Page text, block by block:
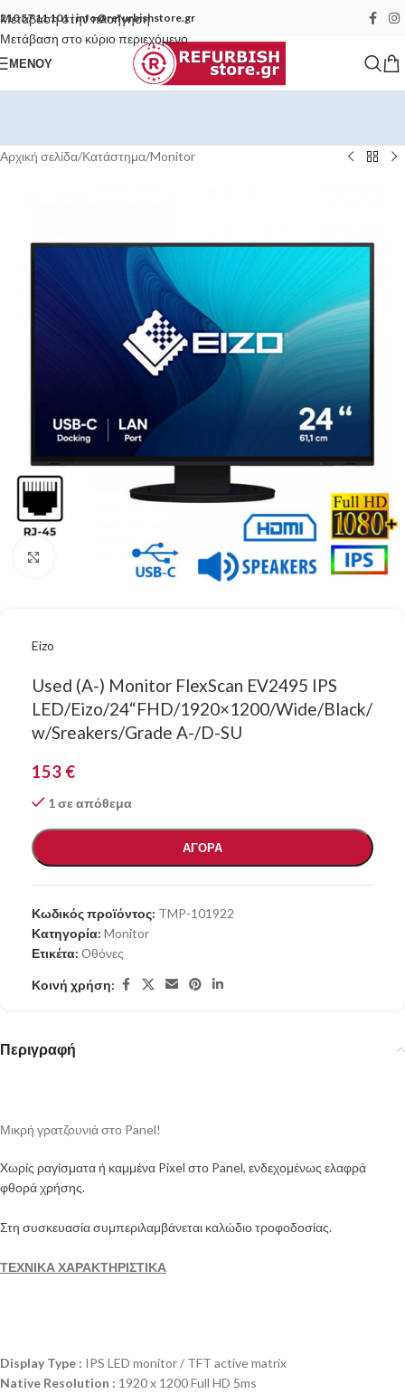
Μετάβαση στην πλοήγηση
Μετάβαση στο κύριο περιεχόμενο
210 57 11 101|info@refurbishstore.gr
ΜΕΝΟΎ
Αρχική σελίδα/Κατάστημα/Monitor
Κάντε κλικ για μεγέθυνση
Eizo
Used (A-) Monitor FlexScan EV2495 IPS
LED/Eizo/24“FHD/1920×1200/Wide/Black/
w/Sreakers/Grade A-/D-SU
153 €
1 σε απόθεμα
ΑΓΟΡΑ
Κωδικός προϊόντος: TMP-101922
Κατηγορία: Monitor
Ετικέτα: Οθόνες
Κοινή χρήση:
Περιγραφή
Μικρή γρατζουνιά στο Panel!
Xωρίς ραγίσματα ή καμμένα Pixel στο Panel, ενδεχομένως ελαφρά
φθορά χρήσης.
Στη συσκευασία συμπεριλαμβάνεται καλώδιο τροφοδοσίας.
ΤΕΧΝΙΚΑ ΧΑΡΑΚΤΗΡΙΣΤΙΚΑ
Display Type : IPS LED monitor / TFT active matrix
Native Resolution : 1920 x 1200 Full HD 5ms